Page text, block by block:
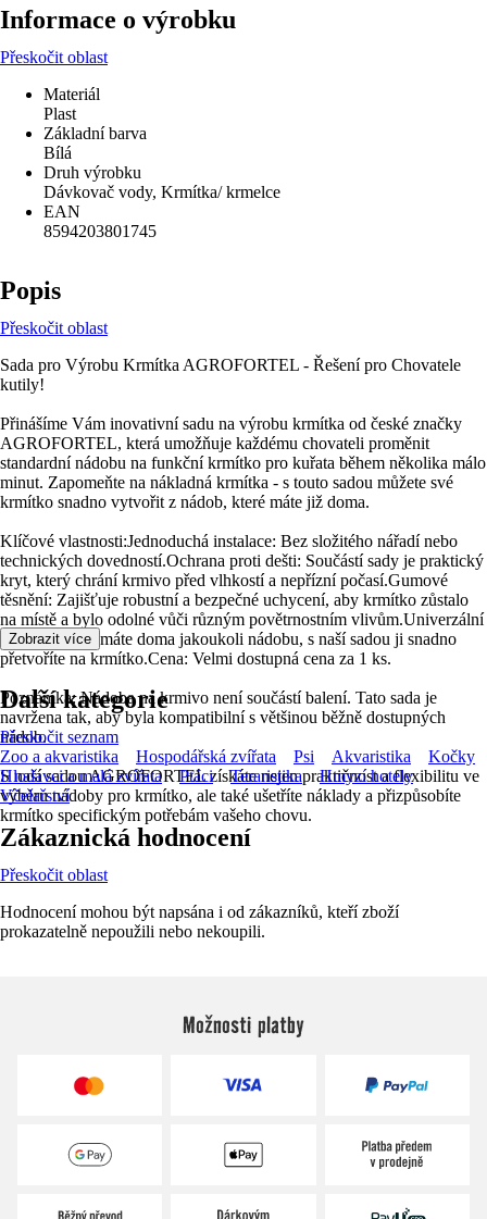
Informace o výrobku
Přeskočit oblast
Materiál
Plast
Základní barva
Bílá
Druh výrobku
Dávkovač vody, Krmítka/ krmelce
EAN
8594203801745
Popis
Přeskočit oblast
Sada pro Výrobu Krmítka AGROFORTEL - Řešení pro Chovatele
kutily!
Přinášíme Vám inovativní sadu na výrobu krmítka od české značky
AGROFORTEL, která umožňuje každému chovateli proměnit
standardní nádobu na funkční krmítko pro kuřata během několika málo
minut. Zapomeňte na nákladná krmítka - s touto sadou můžete své
krmítko snadno vytvořit z nádob, které máte již doma.
Klíčové vlastnosti:Jednoduchá instalace: Bez složitého nářadí nebo
technických dovedností.Ochrana proti dešti: Součástí sady je praktický
kryt, který chrání krmivo před vlhkostí a nepřízní počasí.Gumové
těsnění: Zajišťuje robustní a bezpečné uchycení, aby krmítko zůstalo
na místě a bylo odolné vůči různým povětrnostním vlivům.Univerzální
použití: Ať už máte doma jakoukoli nádobu, s naší sadou ji snadno
přetvoříte na krmítko.Cena: Velmi dostupná cena za 1 ks.
Poznámka: Nádoba na krmivo není součástí balení. Tato sada je
navržena tak, aby byla kompatibilní s většinou běžně dostupných
nádob.
S naší sadou AGROFORTEL získáte nejen praktičnost a flexibilitu ve
výběru nádoby pro krmítko, ale také ušetříte náklady a přizpůsobíte
krmítko specifickým potřebám vašeho chovu.
Zobrazit více
Další kategorie
Přeskočit seznam
Zoo a akvaristika
Hospodářská zvířata Psi Akvaristika
Kočky
Hlodavci a malá zvířata
Ptáci Teraristika
Hmyzí hotely
Včelařství
Zákaznická hodnocení
Přeskočit oblast
Hodnocení mohou být napsána i od zákazníků, kteří zboží
prokazatelně nepoužili nebo nekoupili.
Možnosti platby